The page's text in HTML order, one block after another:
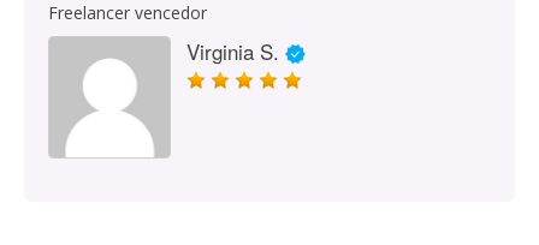
Freelancer vencedor
Virginia S.